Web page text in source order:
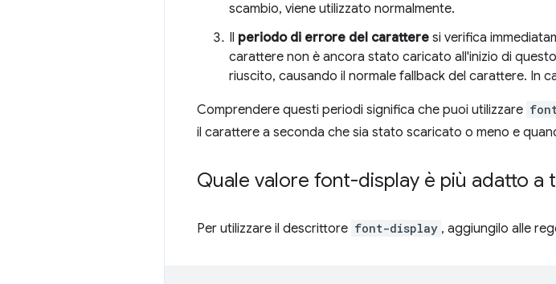
scambio, viene utilizzato normalmente.
Il periodo di errore del carattere si verifica
carattere non è ancora stato caricato all'inizio di
riuscito, causando il normale fallback del carattere. In
Comprendere questi periodi significa che puoi utilizzare
il carattere a seconda che sia stato scaricato o meno e
Quale valore font-display è più adatto a
Per utilizzare il descrittore font-display , aggiungilo alle